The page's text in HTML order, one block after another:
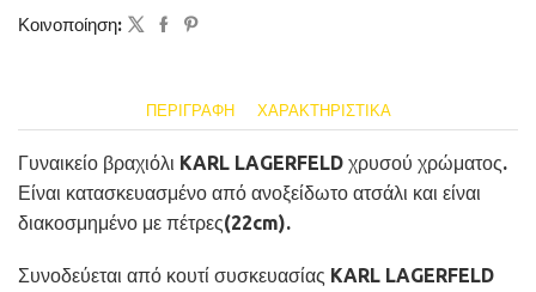
Κοινοποίηση:
ΠΕΡΙΓΡΑΦΉ ΧΑΡΑΚΤΗΡΙΣΤΙΚΆ
Γυναικείο βραχιόλι KARL LAGERFELD χρυσού χρώματος.
Είναι κατασκευασμένο από ανοξείδωτο ατσάλι και είναι
διακοσμημένο με πέτρες(22cm).
Συνοδεύεται από κουτί συσκευασίας KARL LAGERFELD